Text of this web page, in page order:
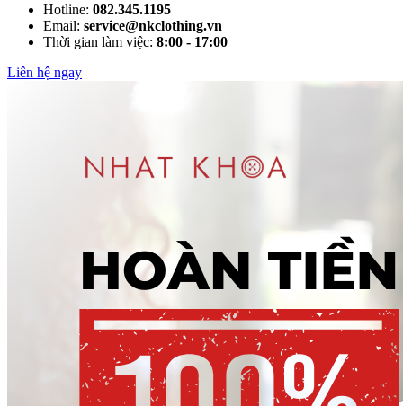
Hotline: 082.345.1195
Email: service@nkclothing.vn
Thời gian làm việc: 8:00 - 17:00
Liên hệ ngay